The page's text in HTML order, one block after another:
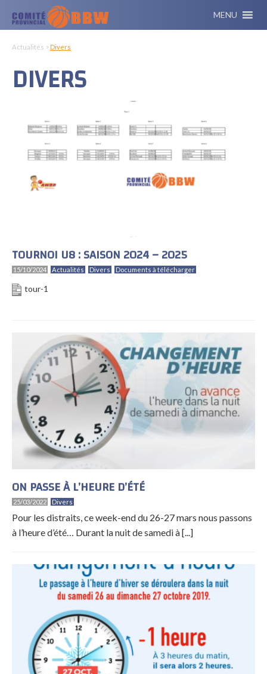
MENU
Actualités >Divers
DIVERS
TOURNOI U8 : SAISON 2024 – 2025
15/10/2024 Actualités Divers Documents à télécharger
tour-1
ON PASSE À L’HEURE D’ÉTÉ
25/03/2022 Divers
Pour les distraits, ce week-end du 26-27 mars nous passons
à l’heure d’été… Durant la nuit de samedi à [...]